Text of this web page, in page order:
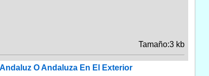
Tamaño:3 kb
O Andaluza En El Exterior